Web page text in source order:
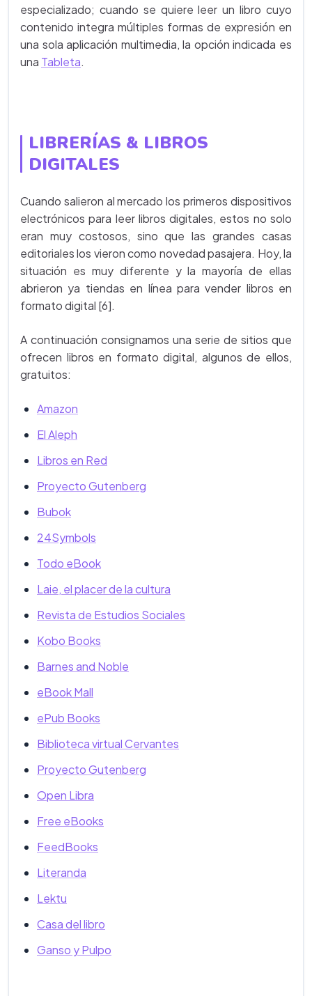
especializado; cuando se quiere leer un libro cuyo
contenido integra múltiples formas de expresión en
una sola aplicación multimedia, la opción indicada es
una Tableta.
LIBRERÍAS & LIBROS
DIGITALES
Cuando salieron al mercado los primeros dispositivos
electrónicos para leer libros digitales, estos no solo
eran muy costosos, sino que las grandes casas
editoriales los vieron como novedad pasajera. Hoy, la
situación es muy diferente y la mayoría de ellas
abrieron ya tiendas en línea para vender libros en
formato digital [6].
A continuación consignamos una serie de sitios que
ofrecen libros en formato digital, algunos de ellos,
gratuitos:
Amazon
El Aleph
Libros en Red
Proyecto Gutenberg
Bubok
24Symbols
Todo eBook
Laie, el placer de la cultura
Revista de Estudios Sociales
Kobo Books
Barnes and Noble
eBook Mall
ePub Books
Biblioteca virtual Cervantes
Proyecto Gutenberg
Open Libra
Free eBooks
FeedBooks
Literanda
Lektu
Casa del libro
Ganso y Pulpo